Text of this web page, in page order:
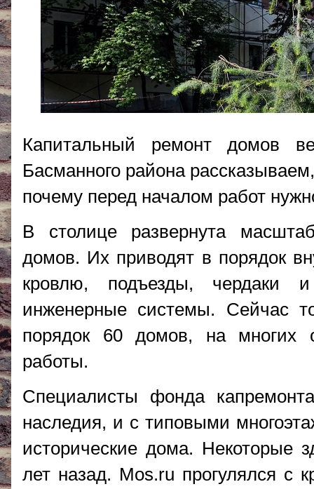
Капитальный ремонт домов
Басманного района
почему перед началом работ
В столице развернута
домов. Их приводят в порядок
кровлю, подъезды, чердаки
инженерные системы. Сейчас
порядок 60 домов, на многих
работы.
Специалисты фонда
наследия, и с типовыми
исторические дома. Некоторые
лет назад. Mos.ru прогулялся с